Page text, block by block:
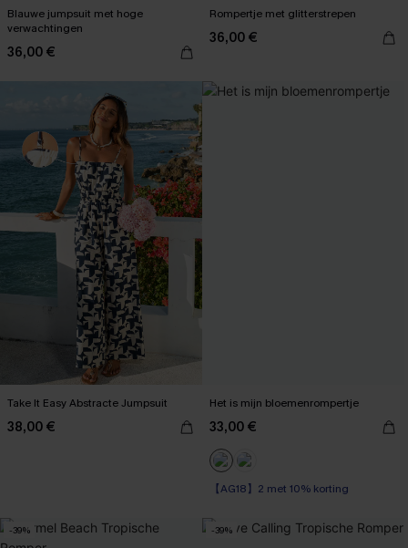
Blauwe jumpsuit met hoge
verwachtingen
36,00 €
Rompertje met glitterstrepen
36,00 €
Take It Easy Abstracte Jumpsuit
38,00 €
Het is mijn bloemenrompertje
33,00 €
【AG18】2 met 10% korting
-39% -39%